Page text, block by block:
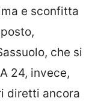
e sconfitta
che si
24, invece,
diretti ancora